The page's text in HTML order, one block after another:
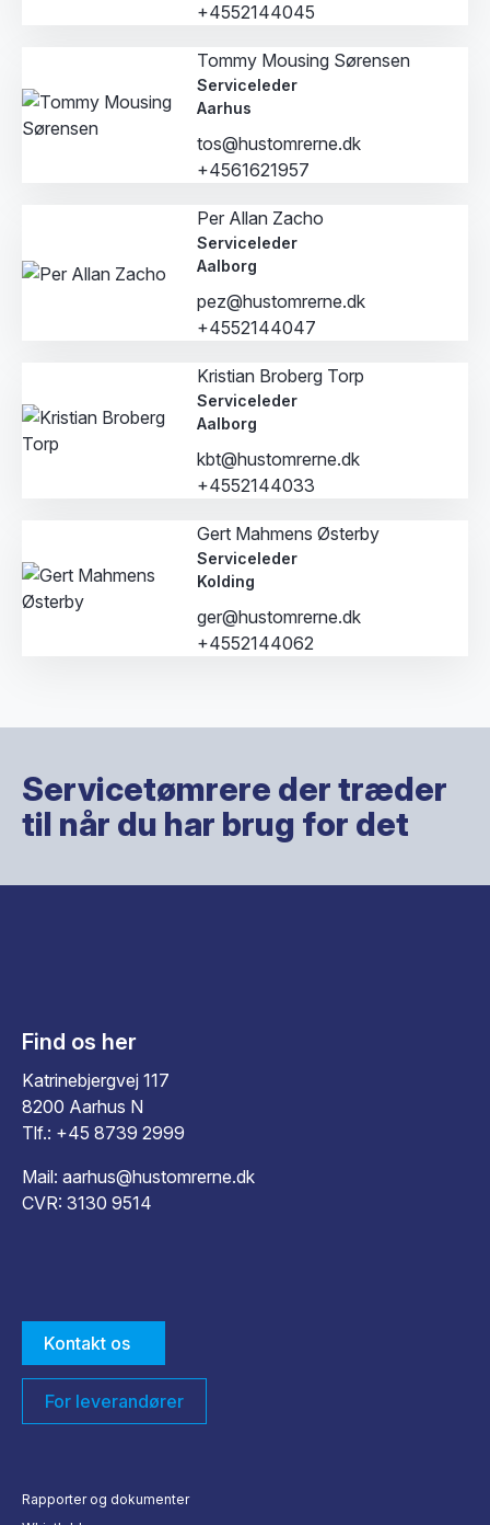
+4552144045
Tommy Mousing Sørensen
Serviceleder
Aarhus
tos@hustomrerne.dk
+4561621957
Per Allan Zacho
Serviceleder
Aalborg
pez@hustomrerne.dk
+4552144047
Kristian Broberg Torp
Serviceleder
Aalborg
kbt@hustomrerne.dk
+4552144033
Gert Mahmens Østerby
Serviceleder
Kolding
ger@hustomrerne.dk
+4552144062
Servicetømrere der træder
til når du har brug for det
Find os her
Katrinebjergvej 117
8200 Aarhus N
Tlf.: +45 8739 2999
Mail: aarhus@hustomrerne.dk
CVR: 3130 9514
Kontakt os
For leverandører
Rapporter og dokumenter